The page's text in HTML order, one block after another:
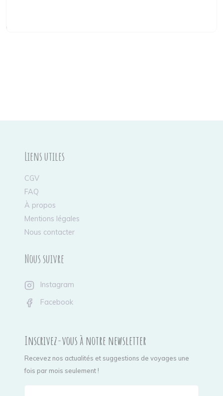
Liens utiles
CGV
FAQ
À propos
Mentions légales
Nous contacter
Nous suivre
Instagram
Facebook
Inscrivez-vous à notre newsletter
Recevez nos actualités et suggestions de voyages une
fois par mois seulement !